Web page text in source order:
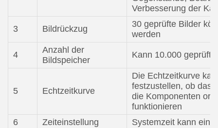
Verbesserung der
3 Bildrückzug
30 geprüfte Bilder
werden
4
Anzahl der
Bildspeicher
Kann 10.000
5 Echtzeitkurve
Die Echtzeitkurve
festzustellen, ob das
die Komponenten
funktionieren
6
Zeiteinstellung Systemzeit kann